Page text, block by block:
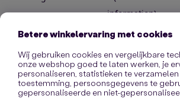
information).
Betere winkelervaring met cookies
Wij gebruiken cookies en vergelijkbare
onze webshop goed te laten werken, je
personaliseren, statistieken te
toestemming, persoonsgegevens te
gepersonaliseerde en niet-